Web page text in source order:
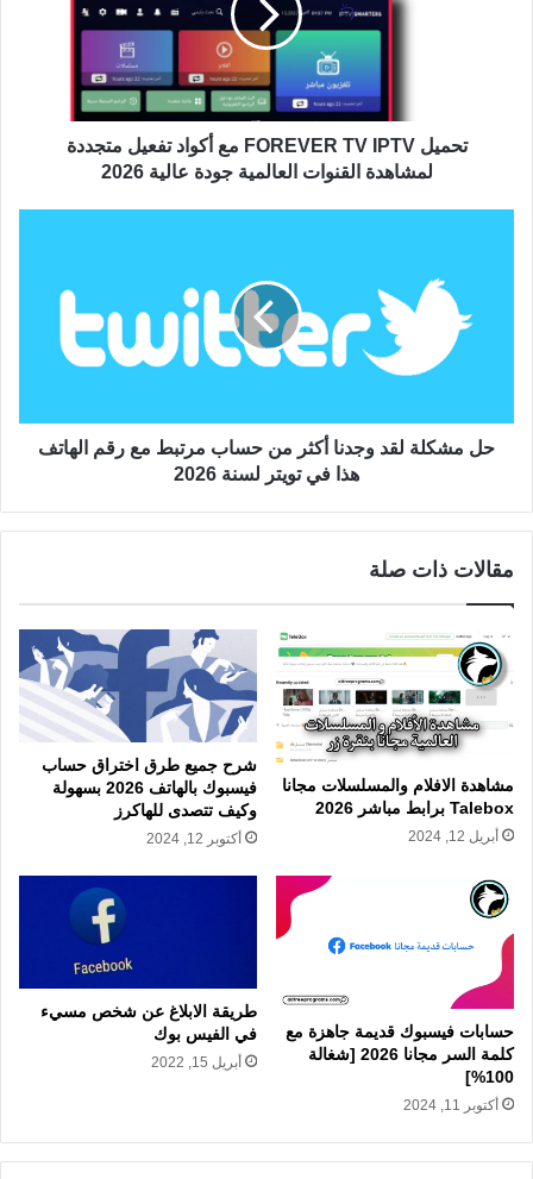
تحميل FOREVER TV IPTV مع أكواد تفعيل متجددة
لمشاهدة القنوات العالمية جودة عالية 2026
حل مشكلة لقد وجدنا أكثر من حساب مرتبط مع رقم الهاتف
هذا في تويتر لسنة 2026
مقالات ذات صلة
مشاهدة الافلام والمسلسلات مجانا
Talebox برابط مباشر 2026
أبريل 12, 2024
شرح جميع طرق اختراق حساب
فيسبوك بالهاتف 2026 بسهولة
وكيف تتصدى للهاكرز
أكتوبر 12, 2024
حسابات فيسبوك قديمة جاهزة مع
كلمة السر مجانا 2026 [شغالة
100%]
أكتوبر 11, 2024
طريقة الابلاغ عن شخص مسيء
في الفيس بوك
أبريل 15, 2022